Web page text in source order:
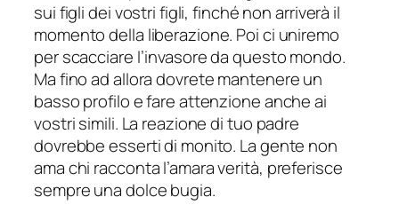
sui figli dei vostri figli, finché non arriverà il
momento della liberazione. Poi ci uniremo
per scacciare l’invasore da questo mondo.
Ma fino ad allora dovrete mantenere un
basso profilo e fare attenzione anche ai
vostri simili. La reazione di tuo padre
dovrebbe esserti di monito. La gente non
ama chi racconta l’amara verità, preferisce
sempre una dolce bugia.